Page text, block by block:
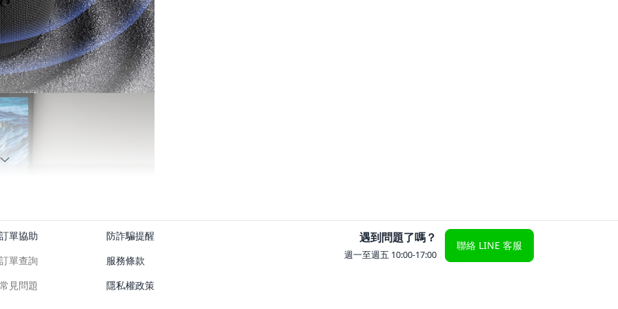
單協助
單查詢
見問題
防詐騙提醒
服務條款
隱私權政策
遇到問題了嗎？
週一至週五 10:00-17:00
聯絡 LINE 客服